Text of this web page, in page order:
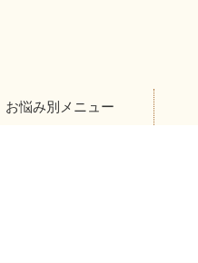
お悩み別メニュー